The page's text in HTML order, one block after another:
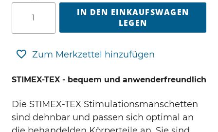
IN DEN EINKAUFSWAGEN
LEGEN
Zum Merkzettel hinzufügen
STIMEX-TEX - bequem und anwenderfreundlich
Die STIMEX-TEX Stimulationsmanschetten
sind dehnbar und passen sich optimal an